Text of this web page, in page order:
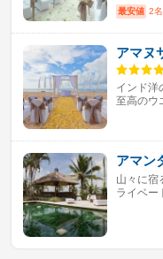
最安値 2
アマヌ
インド洋
至高のウ
アマン
山々に宿
ライベー